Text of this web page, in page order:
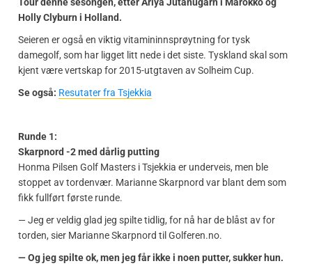
Tour denne sesongen, etter Ariya Jutanugarn i Marokko og
Holly Clyburn i Holland.
Seieren er også en viktig vitamininnsprøytning for tysk
damegolf, som har ligget litt nede i det siste. Tyskland skal som
kjent være vertskap for 2015-utgtaven av Solheim Cup.
Se også: Resutater fra Tsjekkia
Runde 1:
Skarpnord -2 med dårlig putting
Honma Pilsen Golf Masters i Tsjekkia er underveis, men ble
stoppet av tordenvær. Marianne Skarpnord var blant dem som
fikk fullført første runde.
— Jeg er veldig glad jeg spilte tidlig, for nå har de blåst av for
torden, sier Marianne Skarpnord til Golferen.no.
— Og jeg spilte ok, men jeg får ikke i noen putter, sukker hun.